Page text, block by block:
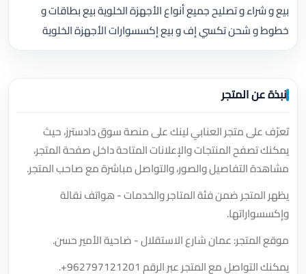
بيع و شراء و تصليح جميع أنواع الأجهزة الخلوية بيع بطاقات و
خطوط و شحن تكسي إف و بيع إكسسوارات الأجهزة الخلوية
نبذة عن المتجر
تعرّف على متجر العنابي لينك على منصة سوق دادسترز، حيث
يمكنك تصفح المنتجات والإعلانات المتاحة داخل صفحة المتجر،
مشاهدة التفاصيل والصور، والتواصل مباشرة مع صاحب المتجر.
يظهر المتجر ضمن فئة المتاجر والخدمات - هواتف نقالة
وإكسسواراتها.
موقع المتجر: عمان شارع الاستقلال - ضاحية الأمير حسن.
يمكنك التواصل مع المتجر عبر الرقم +962797121201
.